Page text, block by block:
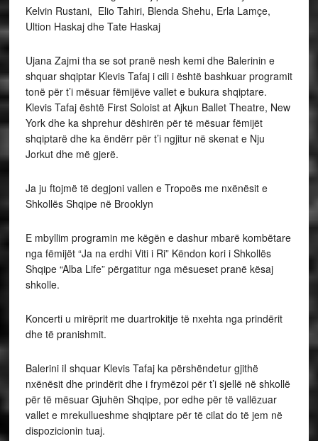
Kelvin Rustani, Elio Tahiri, Blenda Shehu, Erla Lamçe,
Ultion Haskaj dhe Tate Haskaj
Ujana Zajmi tha se sot pranë nesh kemi dhe Balerinin e
shquar shqiptar Klevis Tafaj i cili i është bashkuar programit
tonë për t’i mësuar fëmijëve vallet e bukura shqiptare.
Klevis Tafaj është First Soloist at Ajkun Ballet Theatre, New
York dhe ka shprehur dëshirën për të mësuar fëmijët
shqiptarë dhe ka ëndërr për t’i ngjitur në skenat e Nju
Jorkut dhe më gjerë.
Ja ju ftojmë të degjoni vallen e Tropoës me nxënësit e
Shkollës Shqipe në Brooklyn
E mbyllim programin me këgën e dashur mbarë kombëtare
nga fëmijët “Ja na erdhi Viti i Ri” Këndon kori i Shkollës
Shqipe “Alba Life” përgatitur nga mësueset pranë kësaj
shkolle.
Koncerti u mirëprit me duartrokitje të nxehta nga prindërit
dhe të pranishmit.
Balerini iI shquar Klevis Tafaj ka përshëndetur gjithë
nxënësit dhe prindërit dhe i frymëzoi për t’i sjellë në shkollë
për të mësuar Gjuhën Shqipe, por edhe për të vallëzuar
vallet e mrekullueshme shqiptare për të cilat do të jem në
dispozicionin tuaj.